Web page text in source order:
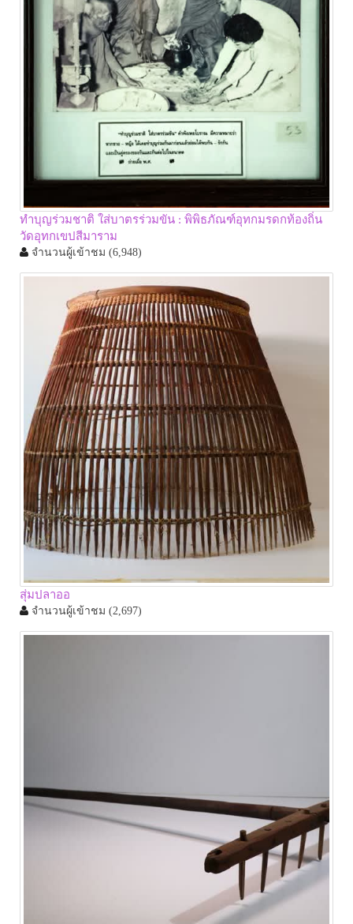
ทำบุญร่วมชาติ ใส่บาตรร่วมขัน : พิพิธภัณฑ์อุทกมรดกท้องถิ่น
วัดอุทกเขปสีมาราม
จำนวนผู้เข้าชม (6,948)
สุ่มปลาออ
จำนวนผู้เข้าชม (2,697)